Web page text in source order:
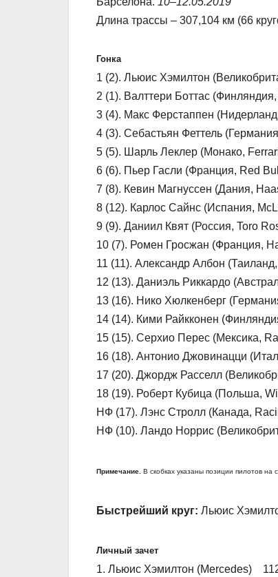
Длина трассы – 307,104 км (66
Гонка
1 (2). Льюис Хэмилтон
2 (1). Валттери Боттас
3 (4). Макс Ферстаппен
4 (3). Себастьян Феттель
5 (5). Шарль Леклер (Монако,
6 (6). Пьер Гасли (Франция, Red
7 (8). Кевин Магнуссен (Дания,
8 (12). Карлос Сайнс (Испания,
9 (9). Даниил Квят (Россия, Toro
10 (7). Ромен Гросжан (Франция,
11 (11). Александр Албон
12 (13). Даниэль Риккардо
13 (16). Нико Хюлкенберг
14 (14). Кими Райкконен
15 (15). Серхио Перес (Мексика,
16 (18). Антонио Джовинацци
17 (20). Джордж Расселл
18 (19). Роберт Кубица (Польша,
НФ (17). Лэнс Стролл (Канада,
НФ (10). Ландо Норрис
Примечание. В скобках указаны позиции пилотов на
Быстрейший круг: Льюис
Личный зачет
1. Льюис Хэмилтон (Mercedes)